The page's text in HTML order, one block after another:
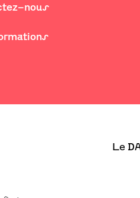
nous
Le